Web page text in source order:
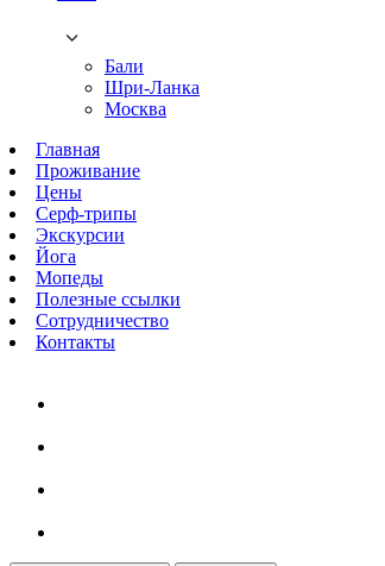
Бали
Шри-Ланка
Москва
Главная
Проживание
Цены
Серф-трипы
Экскурсии
Йога
Мопеды
Полезные ссылки
Сотрудничество
Контакты